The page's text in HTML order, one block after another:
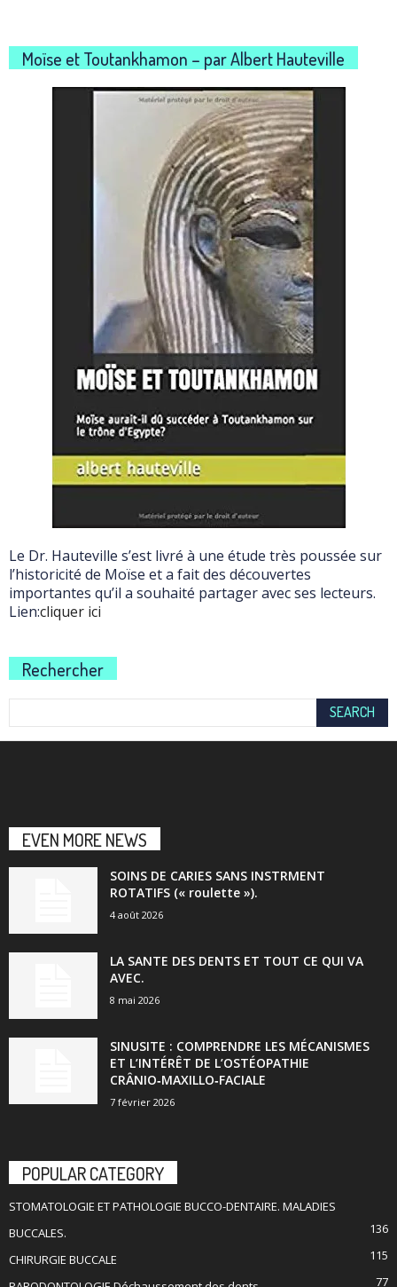
Moïse et Toutankhamon – par Albert Hauteville
Le Dr. Hauteville s’est livré à une étude très poussée sur
l’historicité de Moïse et a fait des découvertes
importantes qu’il a souhaité partager avec ses lecteurs.
Lien:cliquer ici
Rechercher
EVEN MORE NEWS
SOINS DE CARIES SANS INSTRMENT
ROTATIFS (« roulette »).
4 août 2026
LA SANTE DES DENTS ET TOUT CE QUI VA
AVEC.
8 mai 2026
SINUSITE : COMPRENDRE LES MÉCANISMES
ET L’INTÉRÊT DE L’OSTÉOPATHIE
CRÂNIO‑MAXILLO‑FACIALE
7 février 2026
POPULAR CATEGORY
STOMATOLOGIE ET PATHOLOGIE BUCCO-DENTAIRE. MALADIES
BUCCALES.
136
CHIRURGIE BUCCALE
115
77